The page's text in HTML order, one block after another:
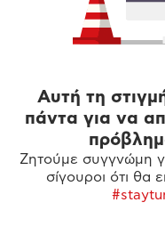
Αυτή τη
πάντα για να
Ζητούμε συγγνώμη
σίγουροι ότι θα